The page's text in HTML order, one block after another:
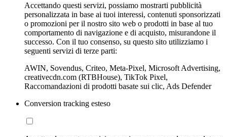
Accettando questi servizi, possiamo mostrarti pubblicità
personalizzata in base ai tuoi interessi, contenuti sponsorizzati
o promozioni per il nostro sito web o prodotti in base al tuo
comportamento di navigazione e di acquisto, misurandone il
successo. Con il tuo consenso, su questo sito utilizziamo i
seguenti servizi di terze parti:
AWIN, Sovendus, Criteo, Meta-Pixel, Microsoft Advertising,
creativecdn.com (RTBHouse), TikTok Pixel,
Raccomandazioni di prodotti basate sui clic, Ads Defender
Conversion tracking esteso